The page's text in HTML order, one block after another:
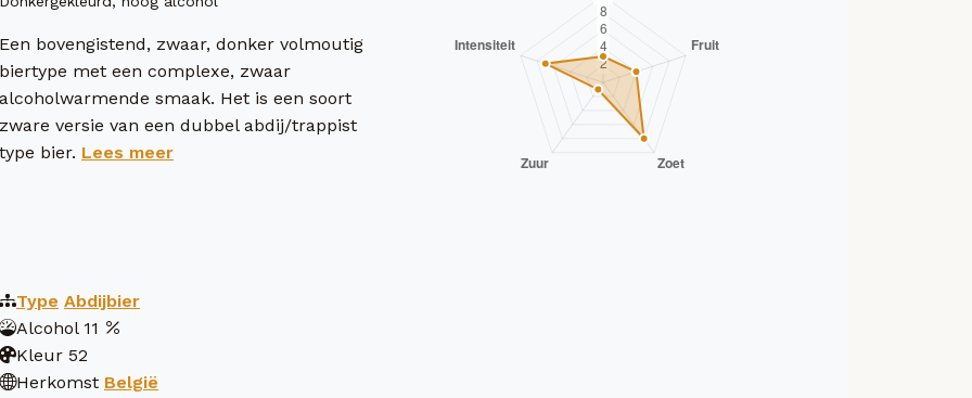
Een bovengistend, zwaar, donker volmoutig
biertype met een complexe, zwaar
alcoholwarmende smaak. Het is een soort
zware versie van een dubbel abdij/trappist
type bier. Lees meer
Type Abdijbier
Alcohol 11
Kleur 52
Herkomst België